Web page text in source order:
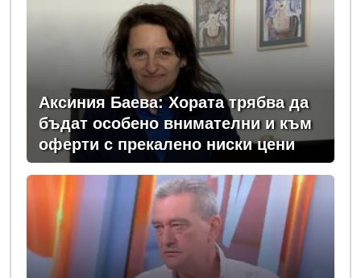
Аксиния Баева: Хората трябва да
бъдат особено внимателни и към
оферти с прекалено ниски цени